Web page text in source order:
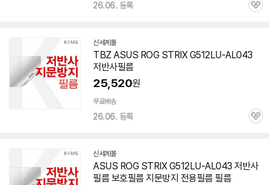
26.06. 등록
관
신세계몰
TBZ ASUS ROG STRIX G512LU-AL043
저반사필름
25,520원
무료배송
26.06. 등록
관
신세계몰
ASUS ROG STRIX G512LU-AL043 저반사
필름 보호필름 지문방지 전용필름 필름